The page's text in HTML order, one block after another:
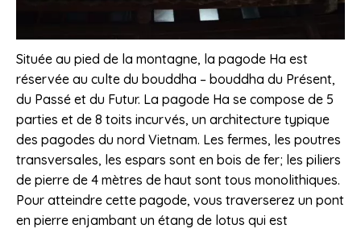
Située au pied de la montagne, la pagode Ha est
réservée au culte du bouddha – bouddha du Présent,
du Passé et du Futur. La pagode Ha se compose de 5
parties et de 8 toits incurvés, un architecture typique
des pagodes du nord Vietnam. Les fermes, les poutres
transversales, les espars sont en bois de fer; les piliers
de pierre de 4 mètres de haut sont tous monolithiques.
Pour atteindre cette pagode, vous traverserez un pont
en pierre enjambant un étang de lotus qui est